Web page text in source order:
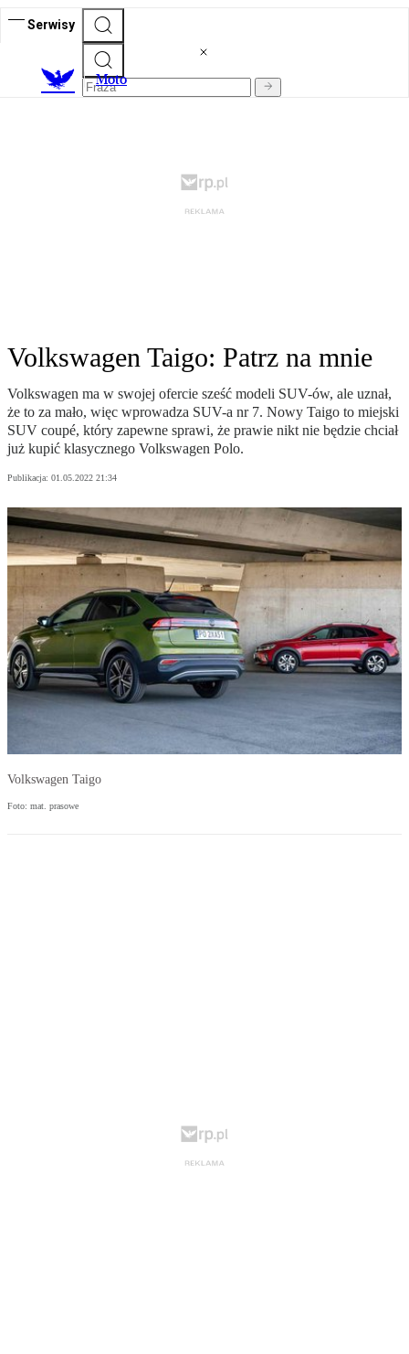
Serwisy
Moto
Volkswagen Taigo: Patrz na mnie
Volkswagen ma w swojej ofercie sześć modeli SUV-ów, ale uznał,
że to za mało, więc wprowadza SUV-a nr 7. Nowy Taigo to miejski
SUV coupé, który zapewne sprawi, że prawie nikt nie będzie chciał
już kupić klasycznego Volkswagen Polo.
Publikacja: 01.05.2022 21:34
Volkswagen Taigo
Foto: mat. prasowe